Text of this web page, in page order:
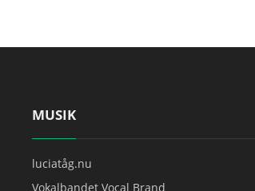
MUSIK
luciatåg.nu
Vokalbandet Vocal Brand